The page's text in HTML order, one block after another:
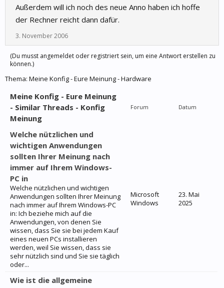
Außerdem will ich noch des neue Anno haben ich hoffe
der Rechner reicht dann dafür.
3. November 2006
(Du musst angemeldet oder registriert sein, um eine Antwort erstellen zu
können.)
Thema: Meine Konfig - Eure Meinung - Hardware
Meine Konfig - Eure Meinung
- Similar Threads - Konfig
Meinung
Forum Datum
Welche nützlichen und
wichtigen Anwendungen
sollten Ihrer Meinung nach
immer auf Ihrem Windows-
PC in
Welche nützlichen und wichtigen
Anwendungen sollten Ihrer Meinung
nach immer auf Ihrem Windows-PC
in: Ich beziehe mich auf die
Anwendungen, von denen Sie
wissen, dass Sie sie bei jedem Kauf
eines neuen PCs installieren
werden, weil Sie wissen, dass sie
sehr nützlich sind und Sie sie täglich
oder...
Microsoft
Windows
23. Mai
2025
Wie ist die allgemeine